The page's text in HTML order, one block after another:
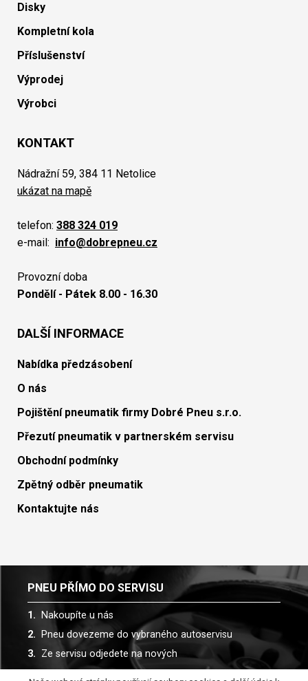
Disky
Kompletní kola
Příslušenství
Výprodej
Výrobci
KONTAKT
Nádražní 59, 384 11 Netolice
ukázat na mapě
telefon: 388 324 019
e-mail: info@dobrepneu.cz
Provozní doba
Pondělí - Pátek 8.00 - 16.30
DALŠÍ INFORMACE
Nabídka předzásobení
O nás
Pojištění pneumatik firmy Dobré Pneu s.r.o.
Přezutí pneumatik v partnerském servisu
Obchodní podmínky
Zpětný odběr pneumatik
Kontaktujte nás
PNEU PŘÍMO DO SERVISU
Nakoupíte u nás
Pneu dovezeme do vybraného autoservisu
Ze servisu odjedete na nových